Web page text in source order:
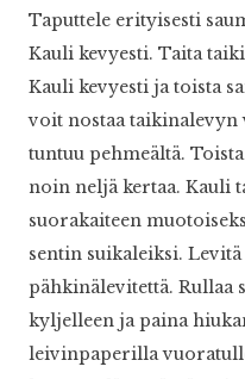
Taputtele erityisesti
Kauli kevyesti. Taita
Kauli kevyesti ja toista
voit nostaa
tuntuu pehmeältä.
noin neljä kertaa. Kauli
suorakaiteen
sentin suikaleiksi.
pähkinälevitettä. Rullaa
kyljelleen ja paina
leivinpaperilla